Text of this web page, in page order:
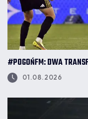
#POGOŃFM: DWA
01.08.2026